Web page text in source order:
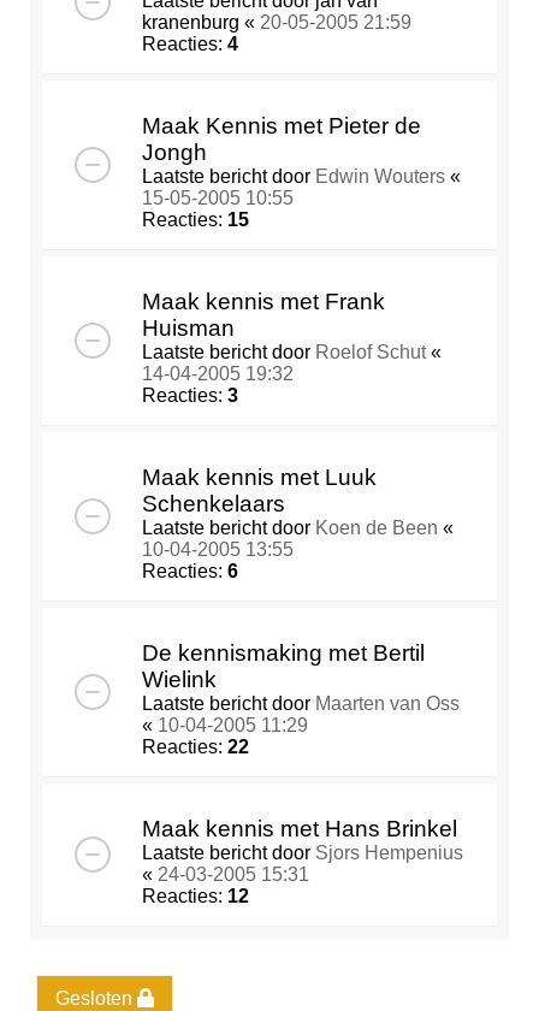
kranenburg « 20-05-2005 21:59
Reacties: 4
Maak Kennis met Pieter de
Jongh
Laatste bericht door Edwin Wouters «
15-05-2005 10:55
Reacties: 15
Maak kennis met Frank
Huisman
Laatste bericht door Roelof Schut«
14-04-2005 19:32
Reacties: 3
Maak kennis met Luuk
Schenkelaars
Laatste bericht door Koen de Been «
10-04-2005 13:55
Reacties: 6
De kennismaking met Bertil
Wielink
Laatste bericht door Maarten van Oss
« 10-04-2005 11:29
Reacties: 22
Maak kennis met Hans Brinkel
Laatste bericht door Sjors Hempenius
« 24-03-2005 15:31
Reacties: 12
Gesloten